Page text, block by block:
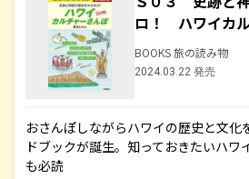
ロ！ ハワイカ
BOOKS 旅の読み物
2024.03.22 発売
おさんぽしながらハワイの歴史と文化
ドブックが誕生。知っておきたいハワ
も必読